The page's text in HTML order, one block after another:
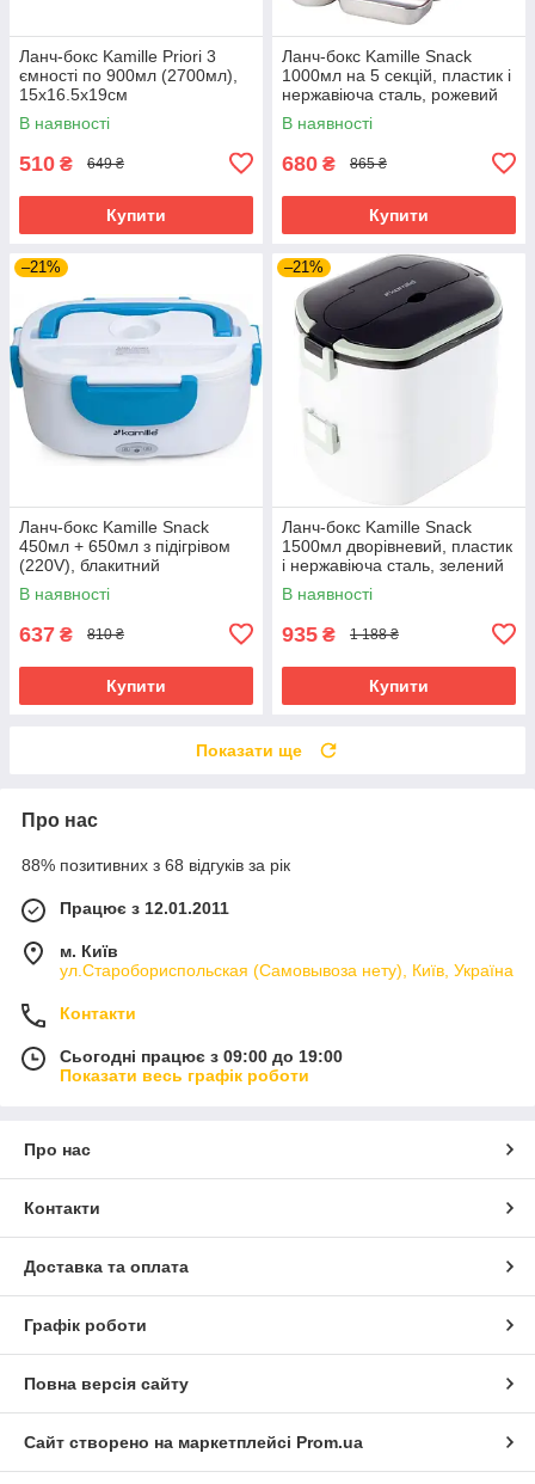
Ланч-бокс Kamille Priori 3
ємності по 900мл (2700мл),
15х16.5х19см
В наявності
510 ₴ 649 ₴
Купити
Ланч-бокс Kamille Snack
1000мл на 5 секцій, пластик і
нержавіюча сталь, рожевий
В наявності
680 ₴ 865 ₴
Купити
–21%
Ланч-бокс Kamille Snack
450мл + 650мл з підігрівом
(220V), блакитний
В наявності
637 ₴ 810 ₴
Купити
–21%
Ланч-бокс Kamille Snack
1500мл дворівневий, пластик
і нержавіюча сталь, зелений
В наявності
935 ₴ 1 188 ₴
Купити
Показати ще
Про нас
88% позитивних з 68 відгуків за рік
Працює з 12.01.2011
м. Київ
ул.Старобориспольская (Самовывоза нету), Київ, Україна
Контакти
Сьогодні працює з 09:00 до 19:00
Показати весь графік роботи
Про нас
Контакти
Доставка та оплата
Графік роботи
Повна версія сайту
Сайт створено на маркетплейсі Prom.ua